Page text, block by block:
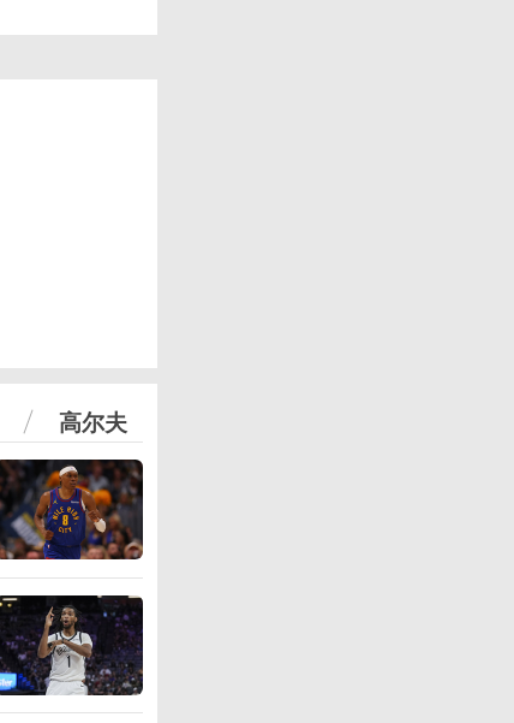
高尔夫